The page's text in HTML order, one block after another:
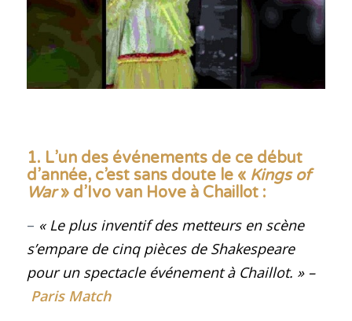
1. L’un des événements de ce début
d’année, c’est sans doute le « Kings of
War» d’Ivo van Hove à Chaillot:
– « Le plus inventif des metteurs en scène
s’empare de cinq pièces de Shakespeare
pour un spectacle événement à Chaillot. » –
Paris Match